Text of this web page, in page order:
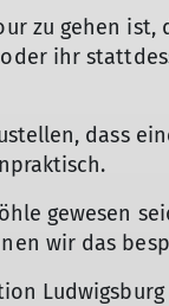
zu gehen
ihr
dass
gewesen
wir das
Ludwigsburg